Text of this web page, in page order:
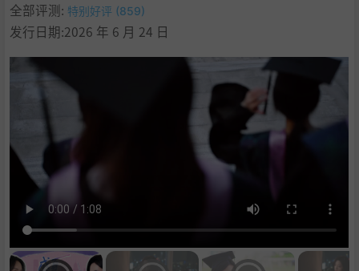
全部评测: 特别好评 (859)
发行日期:2026 年 6 月 24 日